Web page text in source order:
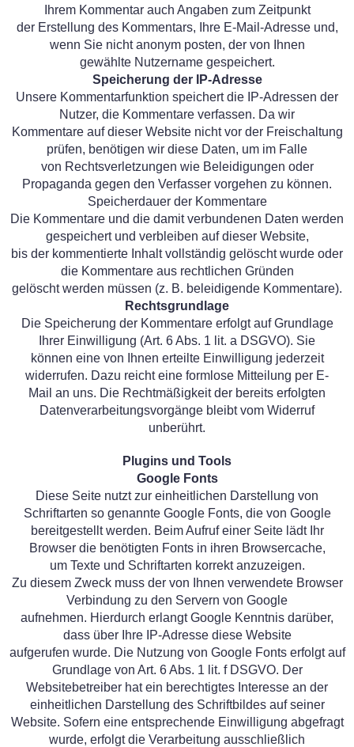
Ihrem Kommentar auch Angaben zum Zeitpunkt
der Erstellung des Kommentars, Ihre E-Mail-Adresse und,
wenn Sie nicht anonym posten, der von Ihnen
gewählte Nutzername gespeichert.
Speicherung der IP-Adresse
Unsere Kommentarfunktion speichert die IP-Adressen der
Nutzer, die Kommentare verfassen. Da wir
Kommentare auf dieser Website nicht vor der Freischaltung
prüfen, benötigen wir diese Daten, um im Falle
von Rechtsverletzungen wie Beleidigungen oder
Propaganda gegen den Verfasser vorgehen zu können.
Speicherdauer der Kommentare
Die Kommentare und die damit verbundenen Daten werden
gespeichert und verbleiben auf dieser Website,
bis der kommentierte Inhalt vollständig gelöscht wurde oder
die Kommentare aus rechtlichen Gründen
gelöscht werden müssen (z. B. beleidigende Kommentare).
Rechtsgrundlage
Die Speicherung der Kommentare erfolgt auf Grundlage
Ihrer Einwilligung (Art. 6 Abs. 1 lit. a DSGVO). Sie
können eine von Ihnen erteilte Einwilligung jederzeit
widerrufen. Dazu reicht eine formlose Mitteilung per E-
Mail an uns. Die Rechtmäßigkeit der bereits erfolgten
Datenverarbeitungsvorgänge bleibt vom Widerruf
unberührt.
Plugins und Tools
Google Fonts
Diese Seite nutzt zur einheitlichen Darstellung von
Schriftarten so genannte Google Fonts, die von Google
bereitgestellt werden. Beim Aufruf einer Seite lädt Ihr
Browser die benötigten Fonts in ihren Browsercache,
um Texte und Schriftarten korrekt anzuzeigen.
Zu diesem Zweck muss der von Ihnen verwendete Browser
Verbindung zu den Servern von Google
aufnehmen. Hierdurch erlangt Google Kenntnis darüber,
dass über Ihre IP-Adresse diese Website
aufgerufen wurde. Die Nutzung von Google Fonts erfolgt auf
Grundlage von Art. 6 Abs. 1 lit. f DSGVO. Der
Websitebetreiber hat ein berechtigtes Interesse an der
einheitlichen Darstellung des Schriftbildes auf seiner
Website. Sofern eine entsprechende Einwilligung abgefragt
wurde, erfolgt die Verarbeitung ausschließlich